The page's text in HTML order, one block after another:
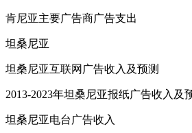
肯尼亚主要广告商广告支出
坦桑尼亚
坦桑尼亚互联网广告收入及预测
2013-2023年坦桑尼亚报纸广告收入及
坦桑尼亚电台广告收入